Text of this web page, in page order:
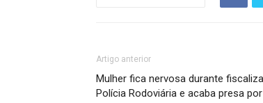
Artigo anterior
Mulher fica nervosa durante
Polícia Rodoviária e acaba presa